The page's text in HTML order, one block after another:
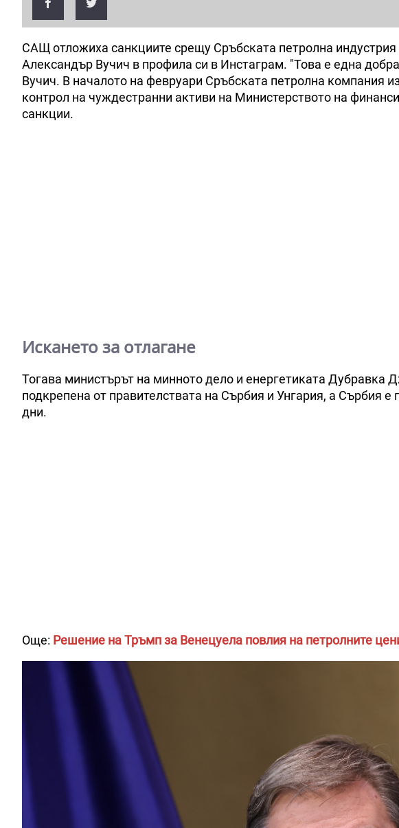
САЩ отложиха санкциите срещу Сръбската петролна
Александър Вучич в профила си в Инстаграм. "Това е една
Вучич. В началото на февруари Сръбската петролна компания
контрол на чуждестранни активи на Министерството на
санкции.
Искането за отлагане
Тогава министърът на минното дело и енергетиката Дубравка
подкрепена от правителствата на Сърбия и Унгария, а Сърбия
дни.
Още: Решение на Тръмп за Венецуела повлия на петролните